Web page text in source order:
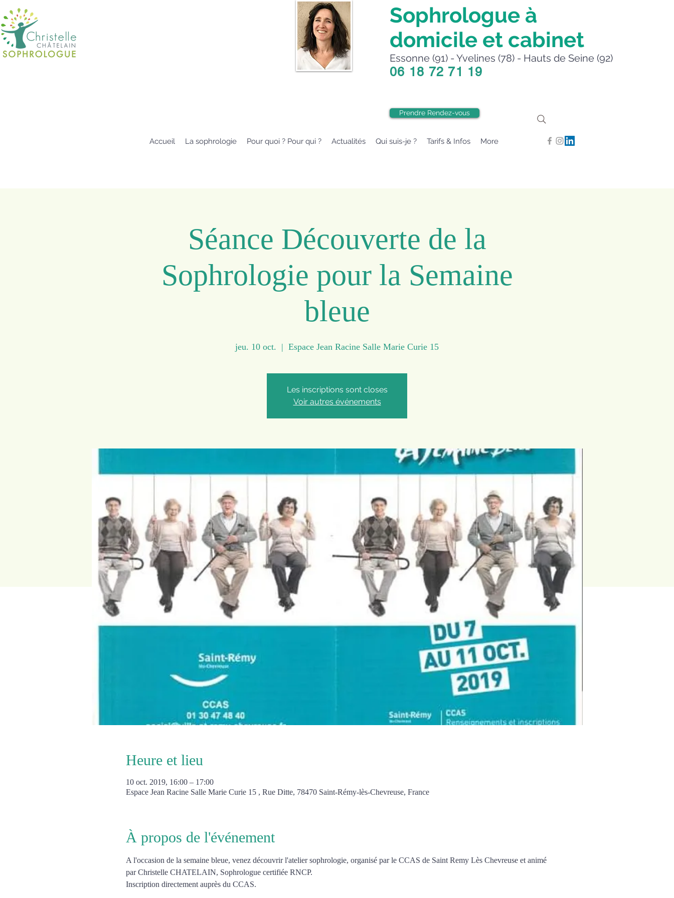
Sophrologue à
domicile et cabinet
Essonne (91) - Yvelines (78) - Hauts de Seine (92)
06 18 72 71 19
Prendre Rendez-vous
Accueil La sophrologie Pour quoi ? Pour qui ? Actualités Qui suis-je ? Tarifs & Infos More
Séance Découverte de la
Sophrologie pour la Semaine
bleue
jeu. 10 oct.
  |
Espace Jean Racine Salle Marie Curie 15
Les inscriptions sont closes
Voir autres événements
Heure et lieu
10 oct. 2019, 16:00 – 17:00
Espace Jean Racine Salle Marie Curie 15 , Rue Ditte, 78470 Saint-Rémy-lès-Chevreuse, France
À propos de l'événement
A l'occasion de la semaine bleue, venez découvrir l'atelier sophrologie, organisé par le CCAS de Saint Remy Lès Chevreuse et animé
par Christelle CHATELAIN, Sophrologue certifiée RNCP.
Inscription directement auprès du CCAS.